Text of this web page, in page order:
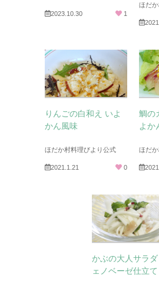
2023.10.30 1
ほだ
りんごの白和え いよ
かん風味
ほだか村料理びより公式
2021.1.21 0
鯛の
よか
ほだ
かぶの大人サラダ
ェノベーゼ仕立て